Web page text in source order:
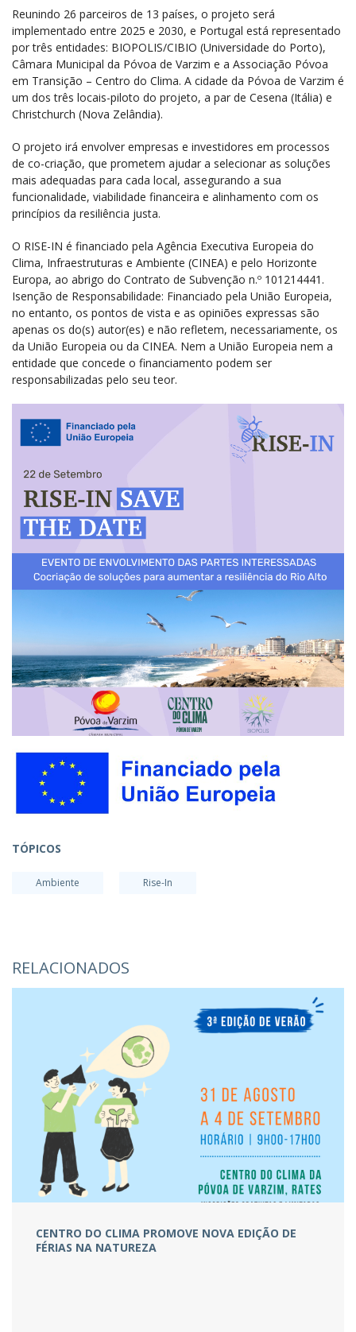
Reunindo 26 parceiros de 13 países, o projeto será
implementado entre 2025 e 2030, e Portugal está representado
por três entidades: BIOPOLIS/CIBIO (Universidade do Porto),
Câmara Municipal da Póvoa de Varzim e a Associação Póvoa
em Transição – Centro do Clima. A cidade da Póvoa de Varzim é
um dos três locais-piloto do projeto, a par de Cesena (Itália) e
Christchurch (Nova Zelândia).
O projeto irá envolver empresas e investidores em processos
de co-criação, que prometem ajudar a selecionar as soluções
mais adequadas para cada local, assegurando a sua
funcionalidade, viabilidade financeira e alinhamento com os
princípios da resiliência justa.
O RISE-IN é financiado pela Agência Executiva Europeia do
Clima, Infraestruturas e Ambiente (CINEA) e pelo Horizonte
Europa, ao abrigo do Contrato de Subvenção n.º 101214441.
Isenção de Responsabilidade: Financiado pela União Europeia,
no entanto, os pontos de vista e as opiniões expressas são
apenas os do(s) autor(es) e não refletem, necessariamente, os
da União Europeia ou da CINEA. Nem a União Europeia nem a
entidade que concede o financiamento podem ser
responsabilizadas pelo seu teor.
TÓPICOS
Ambiente Rise-In
RELACIONADOS
CENTRO DO CLIMA PROMOVE NOVA EDIÇÃO DE
FÉRIAS NA NATUREZA